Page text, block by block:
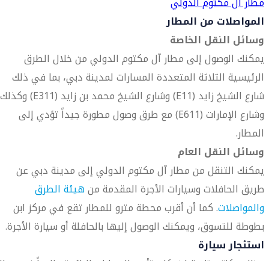
المواصلات من المطار
وسائل النقل الخاصة
يمكنك الوصول إلى مطار آل مكتوم الدولي من خلال الطرق
الرئيسية الثلاثة المتعددة المسارات لمدينة دبي، بما في ذلك
شارع الشيخ زايد (E11) وشارع الشيخ محمد بن زايد (E311) وكذلك
وشارع الإمارات (E611) مع طرق وصول مطورة جيداً تؤدي إلى
المطار.
وسائل النقل العام
يمكنك التنقل من مطار آل مكتوم الدولي إلى مدينة دبي عن
طريق الحافلات وسيارات الأجرة المقدمة منهيئة الطرق
والمواصلات. كما أن أقرب محطة مترو للمطار تقع في مركز ابن
بطوطة للتسوق، ويمكنك الوصول إليها بالحافلة أو سيارة الأجرة.
استئجار سيارة